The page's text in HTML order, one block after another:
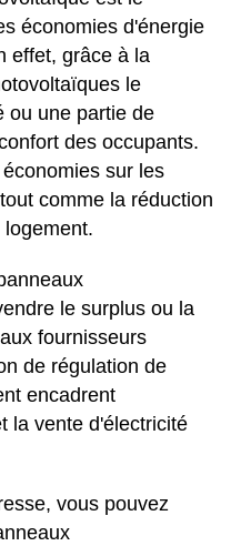
économies d'énergie
effet, grâce à la
le
ou une partie de
des occupants.
sur les
comme la réduction
le surplus ou la
fournisseurs
de régulation de
encadrent
la vente d'électricité
vous pouvez